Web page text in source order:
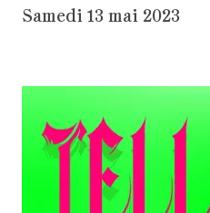
Samedi 13 mai 2023